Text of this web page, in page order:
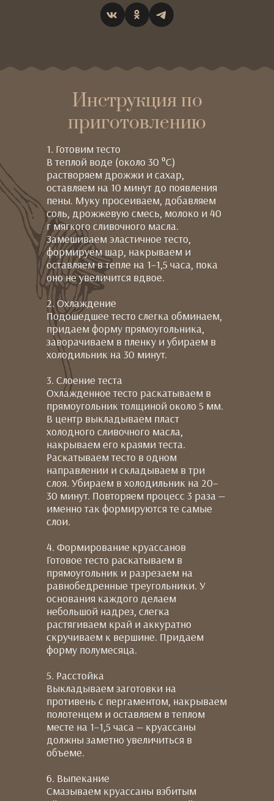
Инструкция по
приготовлению
1. Готовим тесто
В теплой воде (около 30 °C)
растворяем дрожжи и сахар,
оставляем на 10 минут до появления
пены. Муку просеиваем, добавляем
соль, дрожжевую смесь, молоко и 40
г мягкого сливочного масла.
Замешиваем эластичное тесто,
формируем шар, накрываем и
оставляем в тепле на 1–1,5 часа, пока
оно не увеличится вдвое.
2. Охлаждение
Подошедшее тесто слегка обминаем,
придаем форму прямоугольника,
заворачиваем в пленку и убираем в
холодильник на 30 минут.
3. Слоение теста
Охлажденное тесто раскатываем в
прямоугольник толщиной около 5 мм.
В центр выкладываем пласт
холодного сливочного масла,
накрываем его краями теста.
Раскатываем тесто в одном
направлении и складываем в три
слоя. Убираем в холодильник на 20–
30 минут. Повторяем процесс 3 раза —
именно так формируются те самые
слои.
4. Формирование круассанов
Готовое тесто раскатываем в
прямоугольник и разрезаем на
равнобедренные треугольники. У
основания каждого делаем
небольшой надрез, слегка
растягиваем край и аккуратно
скручиваем к вершине. Придаем
форму полумесяца.
5. Расстойка
Выкладываем заготовки на
противень с пергаментом, накрываем
полотенцем и оставляем в теплом
месте на 1–1,5 часа — круассаны
должны заметно увеличиться в
объеме.
6. Выпекание
Смазываем круассаны взбитым